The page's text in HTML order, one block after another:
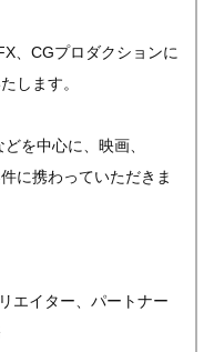
、CGプロダクションに
します。
を中心に、映画、
に携わっていただきま
エイター、パートナー